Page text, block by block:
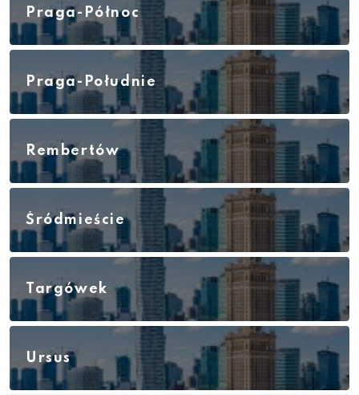
Praga-Północ
Praga-Południe
Rembertów
Śródmieście
Targówek
Ursus